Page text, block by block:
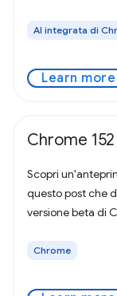
AI integrata di
Learn more
Chrome
Scopri
questo post che
versione beta di
Chrome